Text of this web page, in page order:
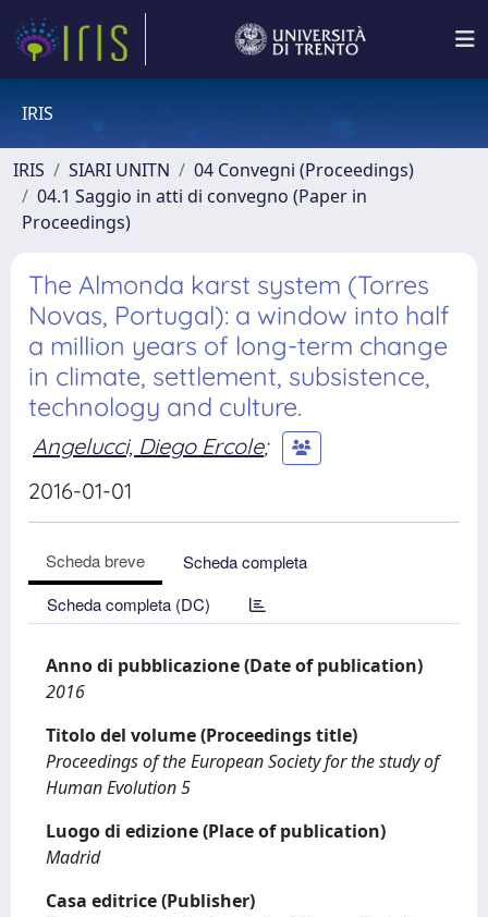
IRIS
IRIS SIARI UNITN
04 Convegni (Proceedings)
04.1 Saggio in atti di convegno (Paper in
Proceedings)
The Almonda karst system (Torres
Novas, Portugal): a window into half
a million years of long-term change
in climate, settlement, subsistence,
technology and culture.
Angelucci, Diego Ercole;
2016-01-01
Scheda breve
Scheda completa
Scheda completa (DC)
Anno di pubblicazione (Date of publication)
2016
Titolo del volume (Proceedings title)
Proceedings of the European Society for the study of
Human Evolution 5
Luogo di edizione (Place of publication)
Madrid
Casa editrice (Publisher)